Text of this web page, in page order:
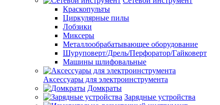
Краскопульты
Циркулярные пилы
Лобзики
Миксеры
Металлообрабатывающее оборудование
Шуруповерт/Дрель/Перфоратор/Гайковерт
Машины шлифовальные
Аксессуары для электроинструмента
Домкраты
Зарядные устройства